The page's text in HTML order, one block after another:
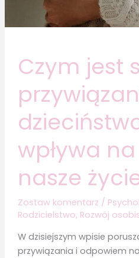
Czym jest
wpływa na
nasze
Zostaw komentarz /
Rodzicielstwo, Rozwój
W dzisiejszym wpisie
przywiązania i odpowiem